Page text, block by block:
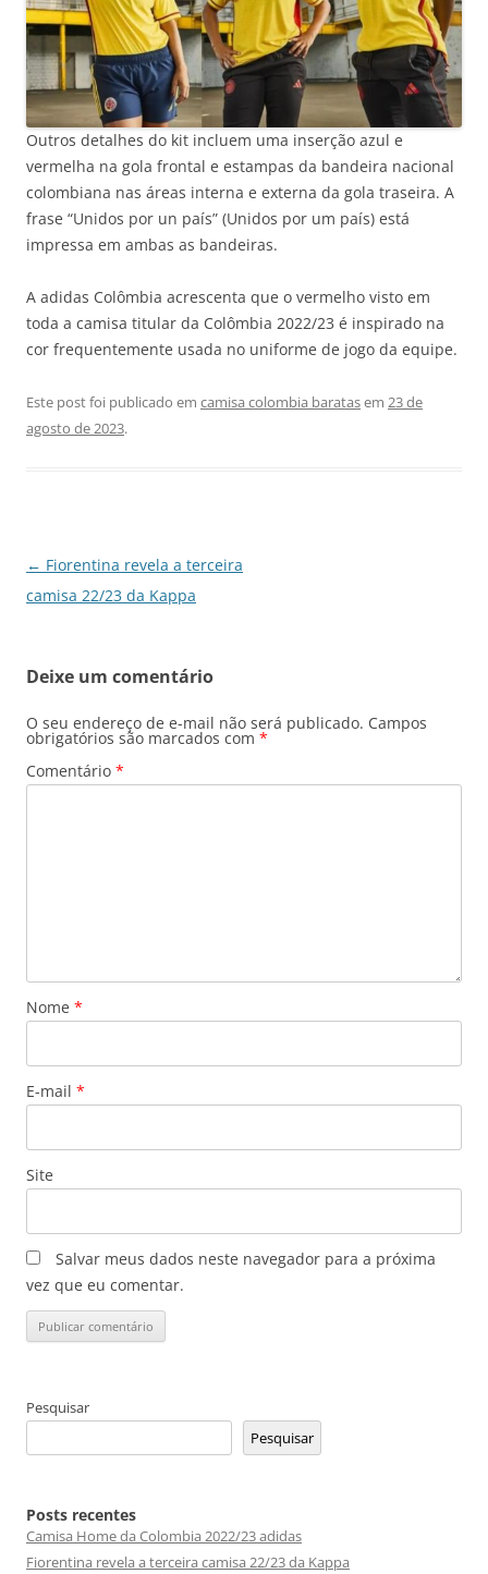
Outros detalhes do kit incluem uma inserção azul e
vermelha na gola frontal e estampas da bandeira nacional
colombiana nas áreas interna e externa da gola traseira. A
frase “Unidos por un país” (Unidos por um país) está
impressa em ambas as bandeiras.
A adidas Colômbia acrescenta que o vermelho visto em
toda a camisa titular da Colômbia 2022/23 é inspirado na
cor frequentemente usada no uniforme de jogo da equipe.
Este post foi publicado em camisa colombia baratasem 23 de
agosto de 2023.
Navegação
de
← Fiorentina revela a terceira
camisa 22/23 da Kappa
Deixe um comentário
O seu endereço de e-mail não será publicado. Campos
obrigatórios são marcados com *
Comentário *
Nome *
E-mail *
Site
Salvar meus dados neste navegador para a próxima
vez que eu comentar.
Pesquisar
Pesquisar
Posts recentes
Camisa Home da Colombia 2022/23 adidas
Fiorentina revela a terceira camisa 22/23 da Kappa